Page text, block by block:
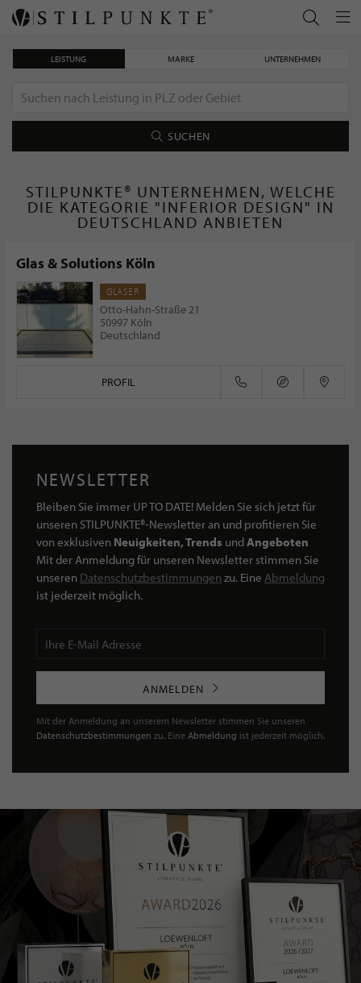
LEISTUNG MARKE UNTERNEHMEN
SUCHEN
STILPUNKTE® UNTERNEHMEN, WELCHE
DIE KATEGORIE "INFERIOR DESIGN" IN
DEUTSCHLAND ANBIETEN
Glas & Solutions Köln
GLASER
Otto-Hahn-Straße 21
50997 Köln
Deutschland
PROFIL
NEWSLETTER
Bleiben Sie immer UP TO DATE! Melden Sie sich jetzt für
unseren STILPUNKTE®-Newsletter an und profitieren Sie
von exklusiven Neuigkeiten, Trends undAngeboten
Mit der Anmeldung für unseren Newsletter stimmen Sie
unseren Datenschutzbestimmungen zu. Eine Abmeldung
ist jederzeit möglich.
ANMELDEN
Mit der Anmeldung an unserem Newsletter stimmen Sie unseren
Datenschutzbestimmungen zu. Eine Abmeldung ist jederzeit möglich.